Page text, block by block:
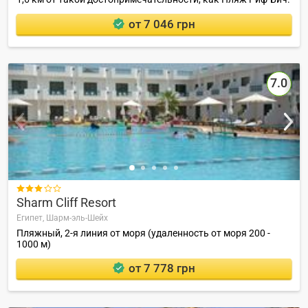
от 7 046 грн
7.0

Sharm Cliff Resort
Египет, Шарм-эль-Шейх
Пляжный, 2-я линия от моря (удаленность от моря 200 -
1000 м)
от 7 778 грн